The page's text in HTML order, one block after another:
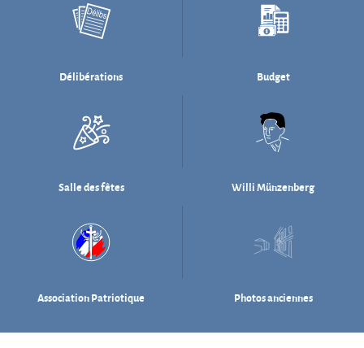
Salle des fêtes Willi Münzenberg
Association Patriotique Photos anciennes
Actus Panneau Pocket
L'actualité officielle de la mairie de Montagne